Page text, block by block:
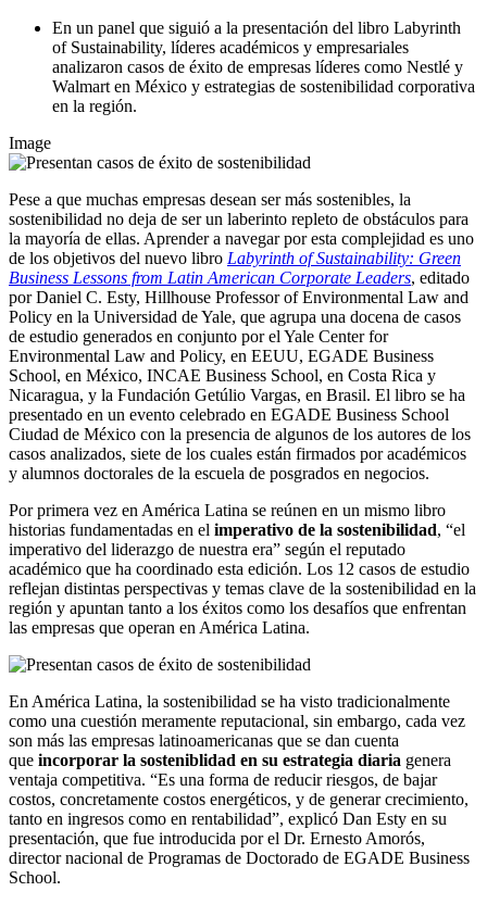
En un panel que siguió a la presentación del libro Labyrinth
of Sustainability, líderes académicos y empresariales
analizaron casos de éxito de empresas líderes como Nestlé y
Walmart en México y estrategias de sostenibilidad corporativa
en la región.
Image
Pese a que muchas empresas desean ser más sostenibles, la
sostenibilidad no deja de ser un laberinto repleto de obstáculos para
la mayoría de ellas. Aprender a navegar por esta complejidad es uno
de los objetivos del nuevo libro Labyrinth of Sustainability: Green
Business Lessons from Latin American Corporate Leaders, editado
por Daniel C. Esty, Hillhouse Professor of Environmental Law and
Policy en la Universidad de Yale, que agrupa una docena de casos
de estudio generados en conjunto por el Yale Center for
Environmental Law and Policy, en EEUU, EGADE Business
School, en México, INCAE Business School, en Costa Rica y
Nicaragua, y la Fundación Getúlio Vargas, en Brasil. El libro se ha
presentado en un evento celebrado en EGADE Business School
Ciudad de México con la presencia de algunos de los autores de los
casos analizados, siete de los cuales están firmados por académicos
y alumnos doctorales de la escuela de posgrados en negocios.
Por primera vez en América Latina se reúnen en un mismo libro
historias fundamentadas en el imperativo de la sostenibilidad, “el
imperativo del liderazgo de nuestra era” según el reputado
académico que ha coordinado esta edición. Los 12 casos de estudio
reflejan distintas perspectivas y temas clave de la sostenibilidad en la
región y apuntan tanto a los éxitos como los desafíos que enfrentan
las empresas que operan en América Latina.
En América Latina, la sostenibilidad se ha visto tradicionalmente
como una cuestión meramente reputacional, sin embargo, cada vez
son más las empresas latinoamericanas que se dan cuenta
que incorporar la sosteniblidad en su estrategia diaria genera
ventaja competitiva. “Es una forma de reducir riesgos, de bajar
costos, concretamente costos energéticos, y de generar crecimiento,
tanto en ingresos como en rentabilidad”, explicó Dan Esty en su
presentación, que fue introducida por el Dr. Ernesto Amorós,
director nacional de Programas de Doctorado de EGADE Business
School.